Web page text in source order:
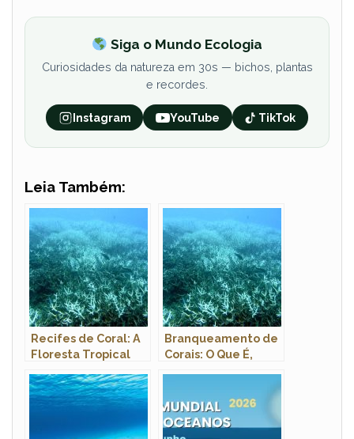
Siga o Mundo Ecologia
Curiosidades da natureza em 30s — bichos, plantas
e recordes.
Instagram YouTube TikTok
Leia Também:
Recifes de Coral: A
Floresta Tropical
Como Podemos
Salvá-los
Branqueamento de
Corais: O Que É,
Global Ameaça os
Oceanos